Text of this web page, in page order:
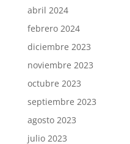
abril 2024
febrero 2024
diciembre 2023
noviembre 2023
octubre 2023
septiembre 2023
agosto 2023
julio 2023